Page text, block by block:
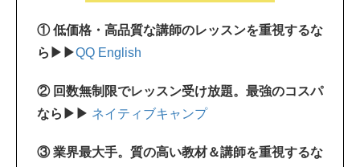
① 低価格・高品質な講師のレッスンを重視するな
ら▶▶QQ English
② 回数無制限でレッスン受け放題。最強のコスパ
なら▶▶ ネイティブキャンプ
③ 業界最大手。質の高い教材＆講師を重視するな